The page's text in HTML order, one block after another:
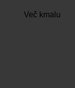
Več kmalu